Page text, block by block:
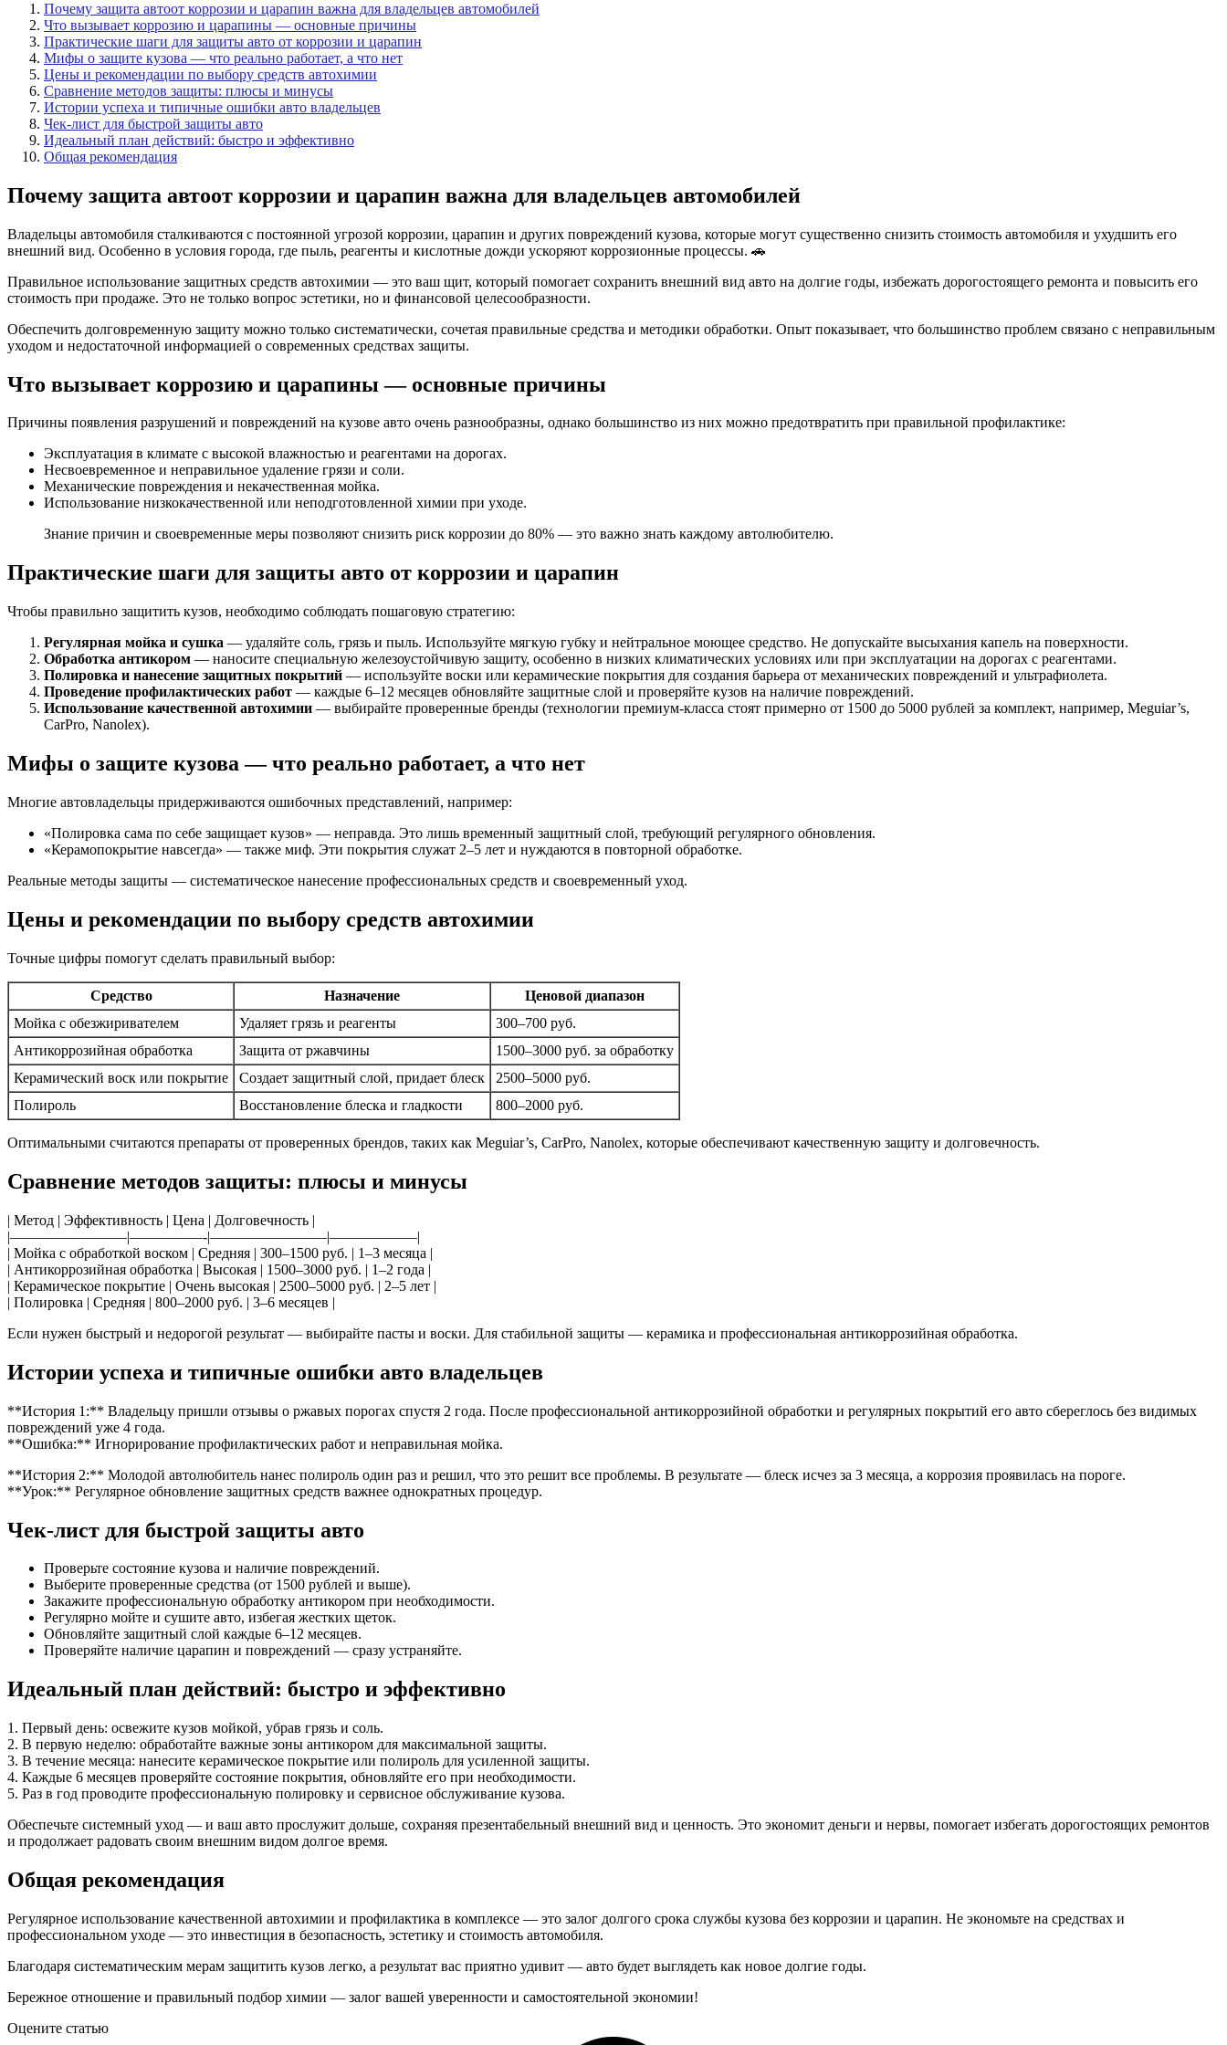
Почему защита автоот коррозии и царапин важна для владельцев автомобилей
Что вызывает коррозию и царапины — основные причины
Практические шаги для защиты авто от коррозии и царапин
Мифы о защите кузова — что реально работает, а что нет
Цены и рекомендации по выбору средств автохимии
Сравнение методов защиты: плюсы и минусы
Истории успеха и типичные ошибки авто владельцев
Чек-лист для быстрой защиты авто
Идеальный план действий: быстро и эффективно
Общая рекомендация
Почему защита автоот коррозии и царапин важна для владельцев автомобилей
Владельцы автомобиля сталкиваются с постоянной угрозой коррозии, царапин и других повреждений кузова, которые могут существенно снизить стоимость автомобиля и ухудшить его
внешний вид. Особенно в условия города, где пыль, реагенты и кислотные дожди ускоряют коррозионные процессы. 🚗
Правильное использование защитных средств автохимии — это ваш щит, который помогает сохранить внешний вид авто на долгие годы, избежать дорогостоящего ремонта и повысить его
стоимость при продаже. Это не только вопрос эстетики, но и финансовой целесообразности.
Обеспечить долговременную защиту можно только систематически, сочетая правильные средства и методики обработки. Опыт показывает, что большинство проблем связано с неправильным
уходом и недостаточной информацией о современных средствах защиты.
Что вызывает коррозию и царапины — основные причины
Причины появления разрушений и повреждений на кузове авто очень разнообразны, однако большинство из них можно предотвратить при правильной профилактике:
Эксплуатация в климате с высокой влажностью и реагентами на дорогах.
Несвоевременное и неправильное удаление грязи и соли.
Механические повреждения и некачественная мойка.
Использование низкокачественной или неподготовленной химии при уходе.
Знание причин и своевременные меры позволяют снизить риск коррозии до 80% — это важно знать каждому автолюбителю.
Практические шаги для защиты авто от коррозии и царапин
Чтобы правильно защитить кузов, необходимо соблюдать пошаговую стратегию:
Регулярная мойка и сушка — удаляйте соль, грязь и пыль. Используйте мягкую губку и нейтральное моющее средство. Не допускайте высыхания капель на поверхности.
Обработка антикором — наносите специальную железоустойчивую защиту, особенно в низких климатических условиях или при эксплуатации на дорогах с реагентами.
Полировка и нанесение защитных покрытий — используйте воски или керамические покрытия для создания барьера от механических повреждений и ультрафиолета.
Проведение профилактических работ — каждые 6–12 месяцев обновляйте защитные слой и проверяйте кузов на наличие повреждений.
Использование качественной автохимии — выбирайте проверенные бренды (технологии премиум-класса стоят примерно от 1500 до 5000 рублей за комплект, например, Meguiar’s,
CarPro, Nanolex).
Мифы о защите кузова — что реально работает, а что нет
Многие автовладельцы придерживаются ошибочных представлений, например:
«Полировка сама по себе защищает кузов» — неправда. Это лишь временный защитный слой, требующий регулярного обновления.
«Керамопокрытие навсегда» — также миф. Эти покрытия служат 2–5 лет и нуждаются в повторной обработке.
Реальные методы защиты — систематическое нанесение профессиональных средств и своевременный уход.
Цены и рекомендации по выбору средств автохимии
Точные цифры помогут сделать правильный выбор:
Средство Назначение
Ценовой диапазон
Мойка с обезжиривателем
Удаляет грязь и реагенты
300–700 руб.
Антикоррозийная обработка
Защита от ржавчины
1500–3000 руб. за обработку
Керамический воск или покрытие
Создает защитный слой, придает блеск
2500–5000 руб.
Полироль
Восстановление блеска и гладкости 800–2000 руб.
Оптимальными считаются препараты от проверенных брендов, таких как Meguiar’s, CarPro, Nanolex, которые обеспечивают качественную защиту и долговечность.
Сравнение методов защиты: плюсы и минусы
| Метод | Эффективность | Цена | Долговечность |
|————————|—————-|————————|——————|
| Мойка с обработкой воском | Средняя | 300–1500 руб. | 1–3 месяца |
| Антикоррозийная обработка | Высокая | 1500–3000 руб. | 1–2 года |
| Керамическое покрытие | Очень высокая | 2500–5000 руб. | 2–5 лет |
| Полировка | Средняя | 800–2000 руб. | 3–6 месяцев |
Если нужен быстрый и недорогой результат — выбирайте пасты и воски. Для стабильной защиты — керамика и профессиональная антикоррозийная обработка.
Истории успеха и типичные ошибки авто владельцев
**История 1:** Владельцу пришли отзывы о ржавых порогах спустя 2 года. После профессиональной антикоррозийной обработки и регулярных покрытий его авто сбереглось без видимых
повреждений уже 4 года.
**Ошибка:** Игнорирование профилактических работ и неправильная мойка.
**История 2:** Молодой автолюбитель нанес полироль один раз и решил, что это решит все проблемы. В результате — блеск исчез за 3 месяца, а коррозия проявилась на пороге.
**Урок:** Регулярное обновление защитных средств важнее однократных процедур.
Чек-лист для быстрой защиты авто
Проверьте состояние кузова и наличие повреждений.
Выберите проверенные средства (от 1500 рублей и выше).
Закажите профессиональную обработку антикором при необходимости.
Регулярно мойте и сушите авто, избегая жестких щеток.
Обновляйте защитный слой каждые 6–12 месяцев.
Проверяйте наличие царапин и повреждений — сразу устраняйте.
Идеальный план действий: быстро и эффективно
1. Первый день: освежите кузов мойкой, убрав грязь и соль.
2. В первую неделю: обработайте важные зоны антикором для максимальной защиты.
3. В течение месяца: нанесите керамическое покрытие или полироль для усиленной защиты.
4. Каждые 6 месяцев проверяйте состояние покрытия, обновляйте его при необходимости.
5. Раз в год проводите профессиональную полировку и сервисное обслуживание кузова.
Обеспечьте системный уход — и ваш авто прослужит дольше, сохраняя презентабельный внешний вид и ценность. Это экономит деньги и нервы, помогает избегать дорогостоящих ремонтов
и продолжает радовать своим внешним видом долгое время.
Общая рекомендация
Регулярное использование качественной автохимии и профилактика в комплексе — это залог долгого срока службы кузова без коррозии и царапин. Не экономьте на средствах и
профессиональном уходе — это инвестиция в безопасность, эстетику и стоимость автомобиля.
Благодаря систематическим мерам защитить кузов легко, а результат вас приятно удивит — авто будет выглядеть как новое долгие годы.
Бережное отношение и правильный подбор химии — залог вашей уверенности и самостоятельной экономии!
Оцените статью